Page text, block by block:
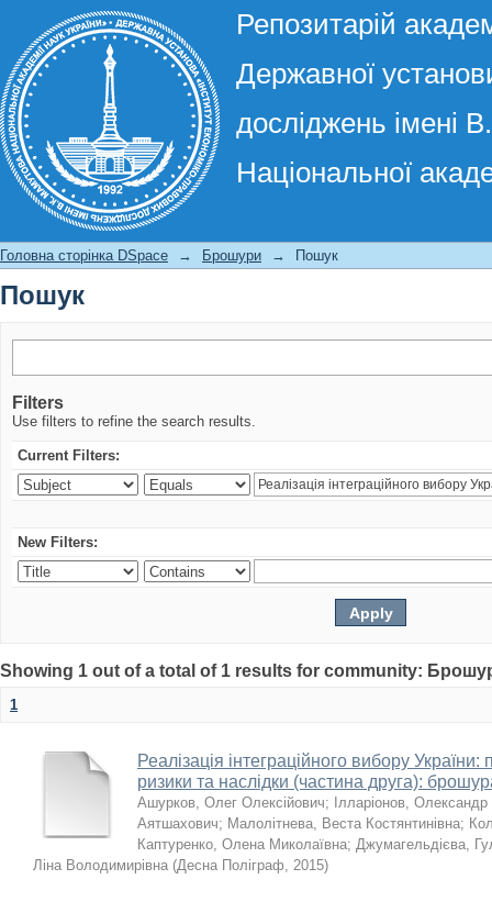
Репозитарій
Державної
досліджень імені
Національної
Пошук
Головна сторінка DSpace → Брошури → Пошук
Пошук
Filters
Use filters to refine the search results.
Current Filters:
New Filters:
Showing 1 out of a total of 1 results for community:
1
Реалізація інтеграційного вибору
ризики та наслідки (частина друга):
Ашурков, Олег Олексійович; Ілларіонов,
Аятшахович; Малолітнева, Веста Костянтинівна;
Каптуренко, Олена Миколаївна; Джумагельдієва,
Ліна Володимирівна (Десна Поліграф, 2015)